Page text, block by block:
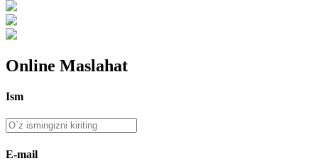
Online Maslahat
Ism
E-mail